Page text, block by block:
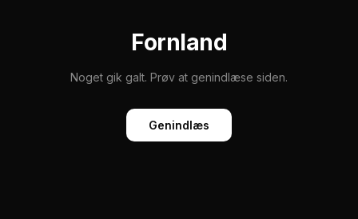
Fornland
Noget gik galt. Prøv at genindlæse siden.
Genindlæs